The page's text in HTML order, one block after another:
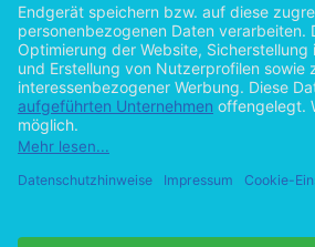
Räumliche Konzepte und sprachliche
Christopher Habel, Christiane von
Niemeyer Verlag 2000. S. 1-8, hier: S. 1.
[2] Hallet, Wolfgang; Neumann, Birgit:
Literatur: Zur Einführung. In: Raum und
Die Literaturwissenschaften und der
S. 11-32, hier: S. 20. Im Folgenden: Hallet,